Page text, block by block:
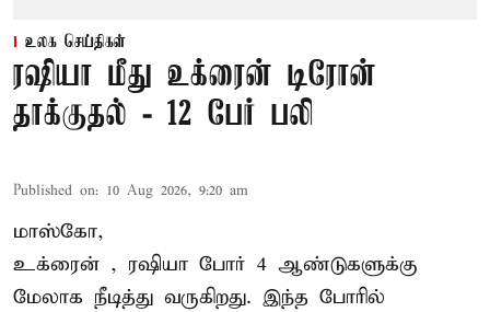
உலக செய்திகள்
ரஷியா மீது உக்ரைன் டிரோன்
தாக்குதல் - 12 பேர் பலி
Published on: 10 Aug 2026, 9:20 am
மாஸ்கோ,
உக்ரைன் , ரஷியா போர் 4 ஆண்டுகளுக்கு
மேலாக நீடித்து வருகிறது. இந்த போரில்